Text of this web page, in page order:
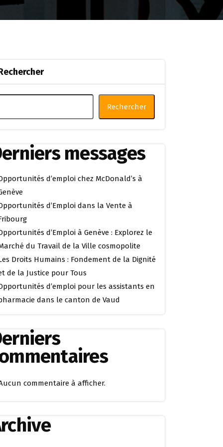
Rechercher
messages
d’emploi chez McDonald’s à
d’Emploi dans la Vente à
d’Emploi à Genève : Explorez le
du Travail de la Ville cosmopolite
Droits Humains : Fondement de la Dignité
de la Justice pour Tous
d’emploi pour les assistants en
dans le canton de Vaud
commentaire à afficher.